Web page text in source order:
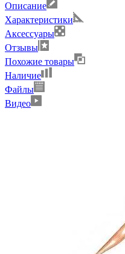
Описание
Характеристики
Аксессуары
Отзывы
Похожие товары
Наличие
Файлы
Видео